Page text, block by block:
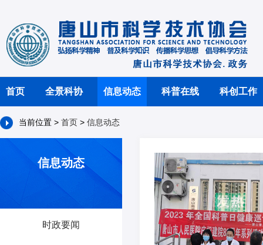
首页 全景科协 信息动态 科普在线 科创工作
当前位置 > 首页 > 信息动态
信息动态
时政要闻